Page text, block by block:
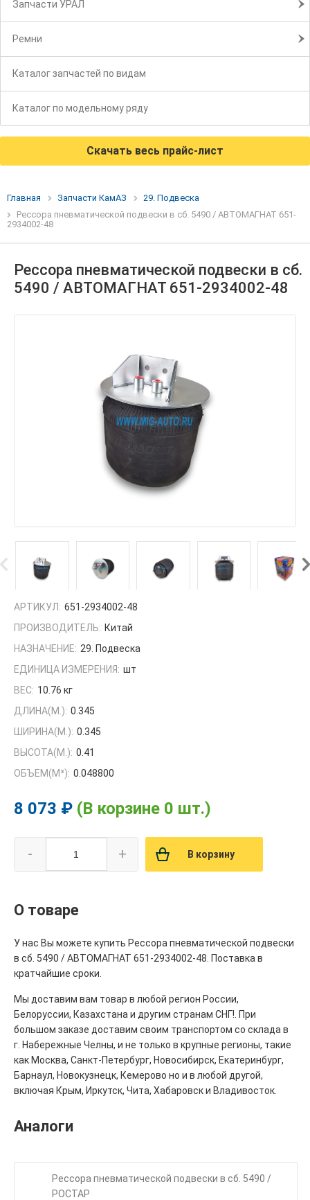
Запчасти УРАЛ
Ремни
Каталог запчастей по видам
Каталог по модельному ряду
Скачать весь прайс-лист
Главная Запчасти КамАЗ
29. Подвеска
Рессора пневматической подвески в сб. 5490 / АВТОМАГНАТ 651-
2934002-48
Рессора пневматической подвески в сб.
5490 / АВТОМАГНАТ 651-2934002-48
АРТИКУЛ: 651-2934002-48
ПРОИЗВОДИТЕЛЬ: Китай
НАЗНАЧЕНИЕ: 29. Подвеска
ЕДИНИЦА ИЗМЕРЕНИЯ: шт
ВЕС: 10.76 кг
ДЛИНА(М.): 0.345
ШИРИНА(М.): 0.345
ВЫСОТА(М.): 0.41
ОБЪЕМ(M³): 0.048800
8 073 ₽ (В корзине 0 шт.)
- + В корзину
О товаре
У нас Вы можете купить Рессора пневматической подвески
в сб. 5490 / АВТОМАГНАТ 651-2934002-48. Поставка в
кратчайшие сроки.
Мы доставим вам товар в любой регион России,
Белоруссии, Казахстана и другим странам СНГ!. При
большом заказе доставим своим транспортом со склада в
г. Набережные Челны, и не только в крупные регионы, такие
как Москва, Санкт-Петербург, Новосибирск, Екатеринбург,
Барнаул, Новокузнецк, Кемерово но и в любой другой,
включая Крым, Иркутск, Чита, Хабаровск и Владивосток.
Аналоги
Рессора пневматической подвески в сб. 5490 /
РОСТАР